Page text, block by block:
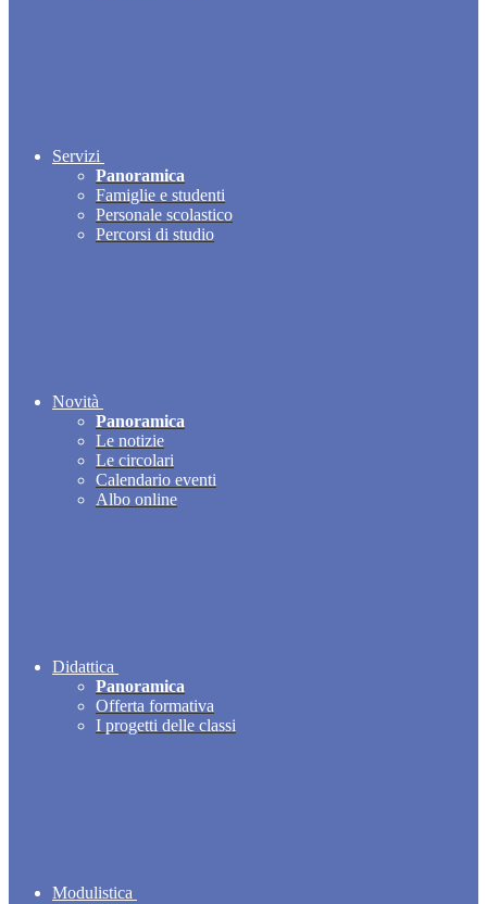
Servizi
Panoramica
Famiglie e studenti
Personale scolastico
Percorsi di studio
Novità
Panoramica
Le notizie
Le circolari
Calendario eventi
Albo online
Didattica
Panoramica
Offerta formativa
I progetti delle classi
Modulistica